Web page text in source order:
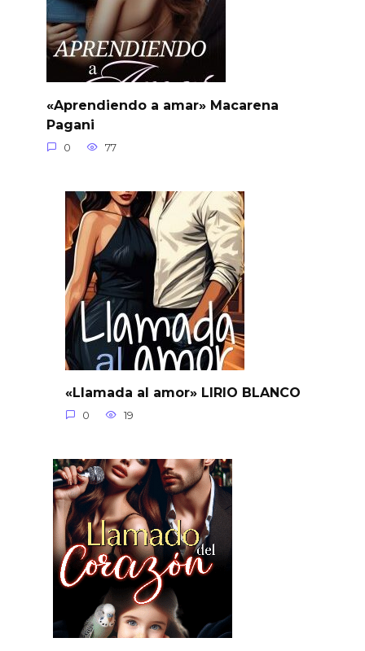
«Aprendiendo a amar» Macarena
Pagani
0 77
«Llamada al amor» LIRIO BLANCO
0 19